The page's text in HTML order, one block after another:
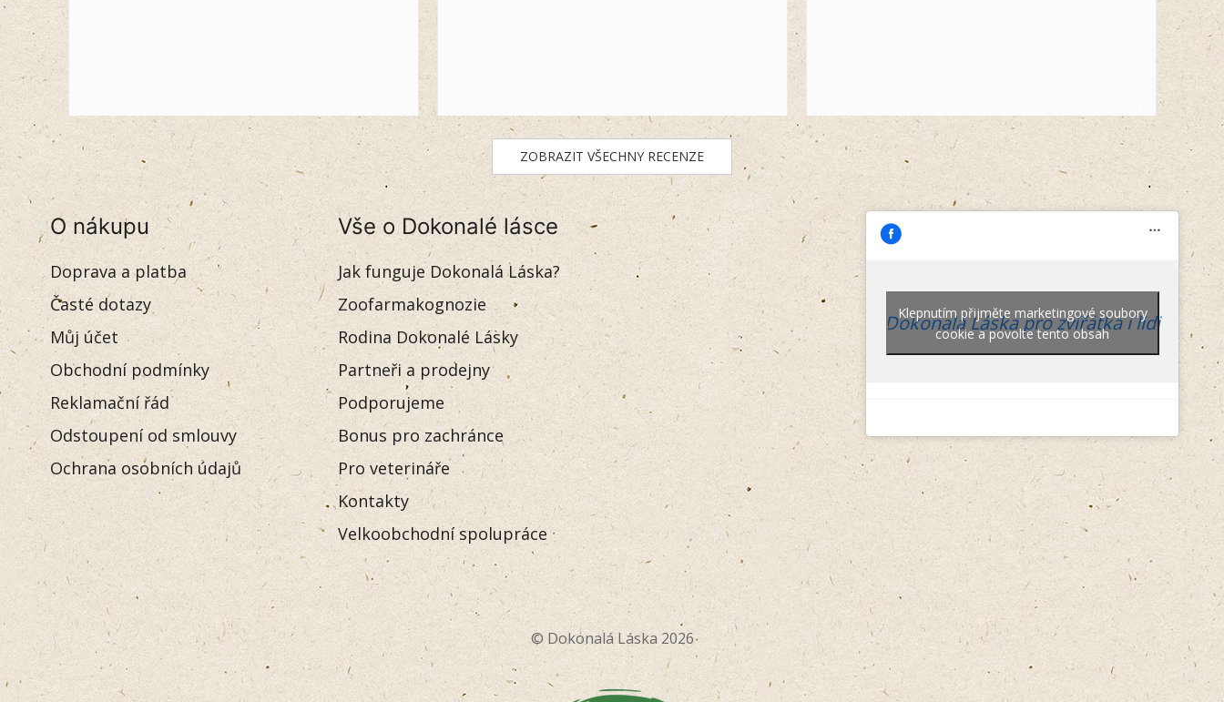
ZOBRAZIT VŠECHNY RECENZE
O nákupu
Doprava a platba
Časté dotazy
Můj účet
Obchodní podmínky
Reklamační řád
Odstoupení od smlouvy
Ochrana osobních údajů
Vše o Dokonalé lásce
Jak funguje Dokonalá Láska?
Zoofarmakognozie
Rodina Dokonalé Lásky
Partneři a prodejny
Podporujeme
Bonus pro zachránce
Pro veterináře
Kontakty
Velkoobchodní spolupráce
Dokonalá Láska pro zvířátka i lidi
Klepnutím přijměte marketingové soubory
cookie a povolte tento obsah
© Dokonalá Láska 2026